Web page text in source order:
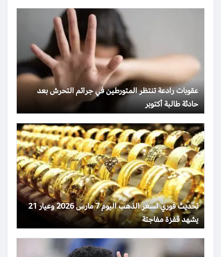
عقوبات رادعة تنتظر المتورطين في جرائم التحرش بعد
حادثة طالبة أكتوبر
تحديث فوري لسعر الذهب اليوم 7 مارس 2026 وعيار 21
يشهد قفزة مفاجئة